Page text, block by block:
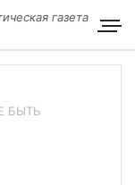
газета
БЫТЬ